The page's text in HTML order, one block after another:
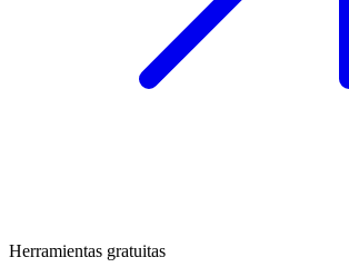
Herramientas gratuitas